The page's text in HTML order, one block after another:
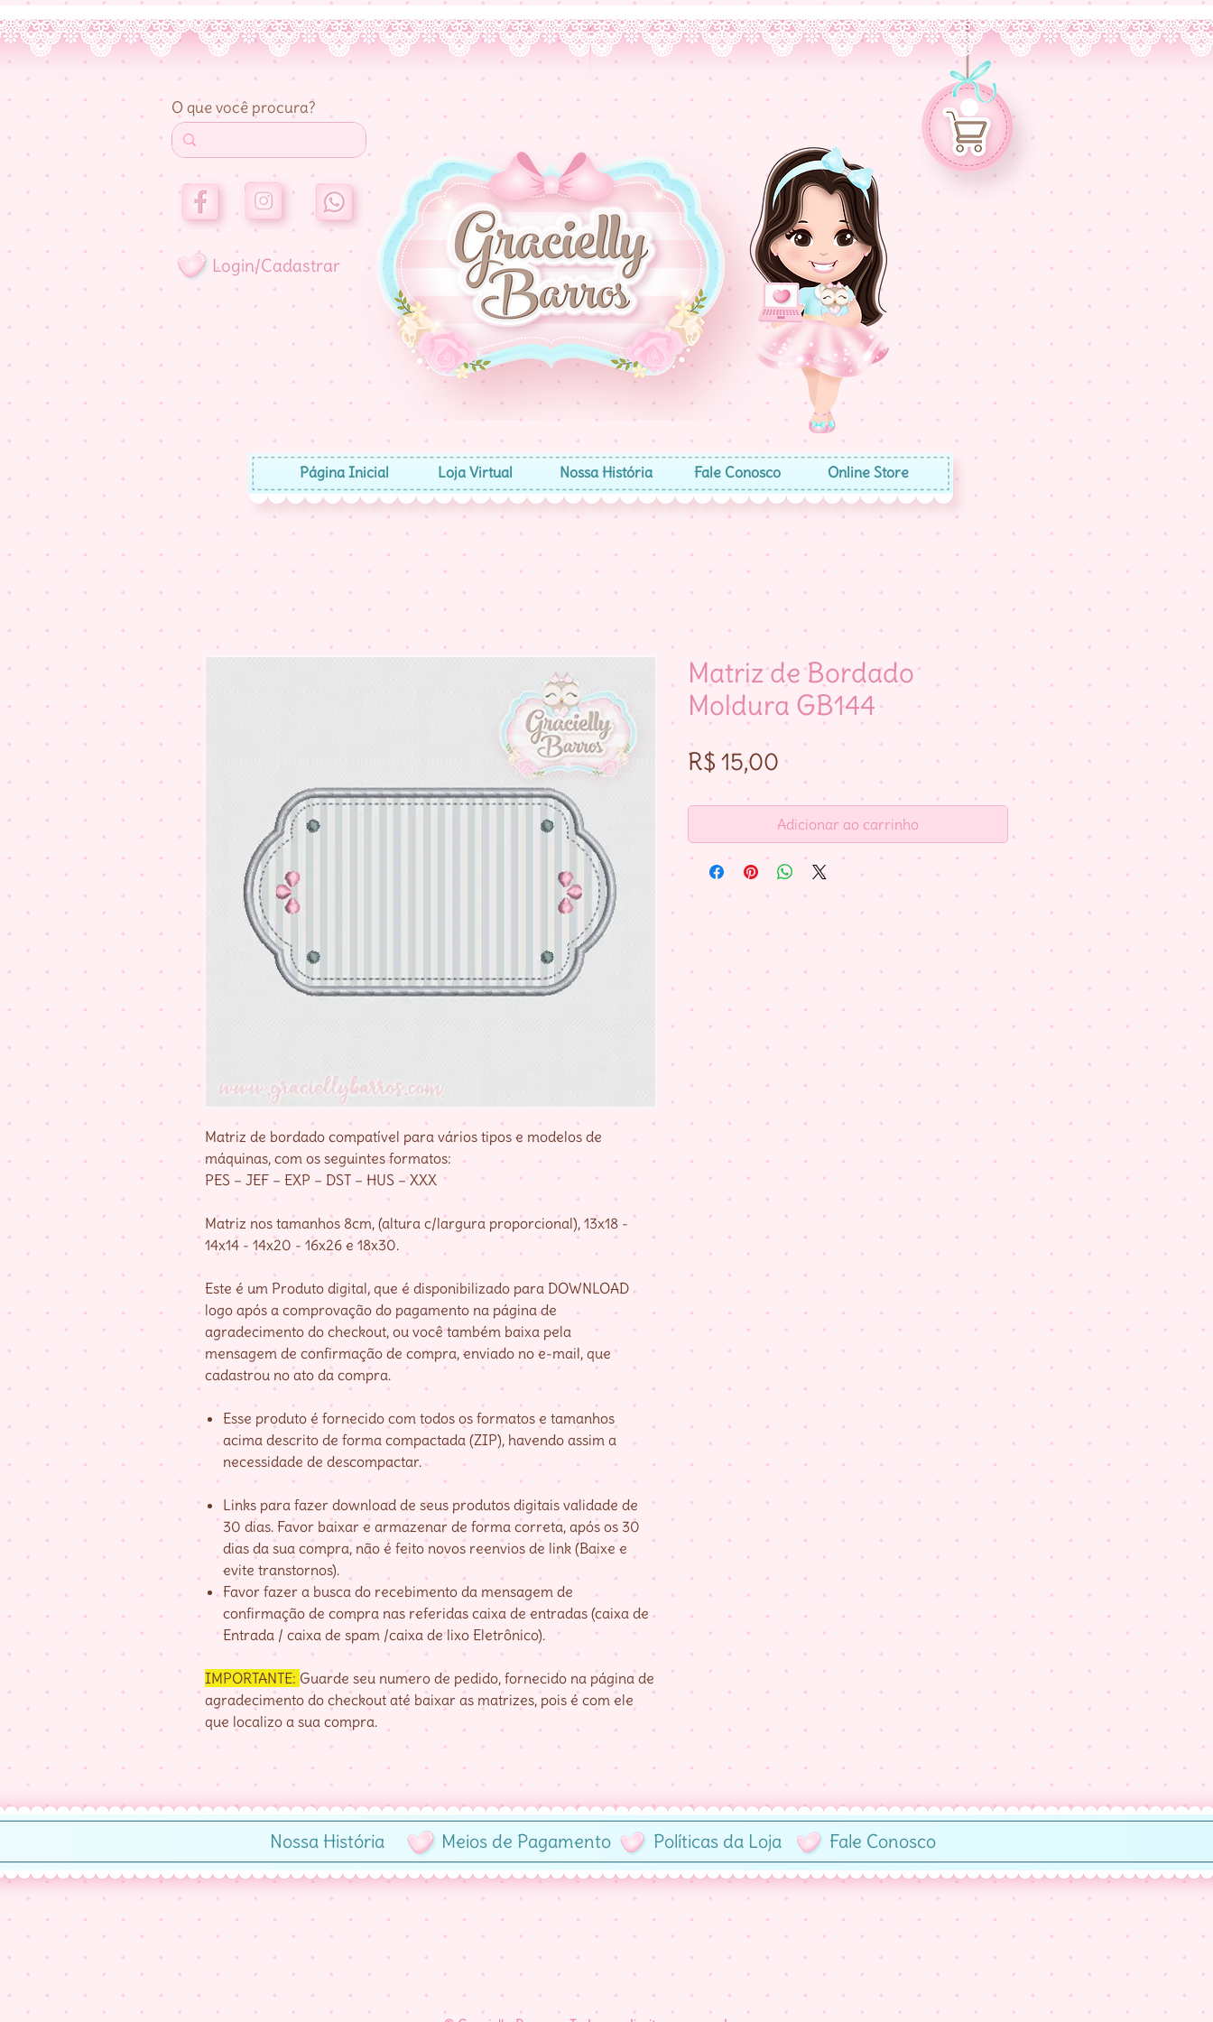
O que você procura?
Login/Cadastrar
Página Inicial Loja Virtual Nossa História Fale Conosco Online Store
Matriz de bordado compatível para vários tipos e modelos de
máquinas, com os seguintes formatos:
PES – JEF – EXP – DST – HUS – XXX
Matriz nos tamanhos 8cm, (altura c/largura proporcional), 13x18 -
14x14 - 14x20 - 16x26 e 18x30.
Este é um Produto digital, que é disponibilizado para DOWNLOAD
logo após a comprovação do pagamento na página de
agradecimento do checkout, ou você também baixa pela
mensagem de confirmação de compra, enviado no e-mail, que
cadastrou no ato da compra.
Esse produto é fornecido com todos os formatos e tamanhos
acima descrito de forma compactada (ZIP), havendo assim a
necessidade de descompactar.
Links para fazer download de seus produtos digitais validade de
30 dias. Favor baixar e armazenar de forma correta, após os 30
dias da sua compra, não é feito novos reenvios de link (Baixe e
evite transtornos).
Favor fazer a busca do recebimento da mensagem de
confirmação de compra nas referidas caixa de entradas (caixa de
Entrada / caixa de spam /caixa de lixo Eletrônico).
IMPORTANTE: Guarde seu numero de pedido, fornecido na página de
agradecimento do checkout até baixar as matrizes, pois é com ele
que localizo a sua compra.
Matriz de Bordado
Moldura GB144
R$ 15,00 Preço
Adicionar ao carrinho
Nossa História Meios de Pagamento Políticas da Loja Fale Conosco